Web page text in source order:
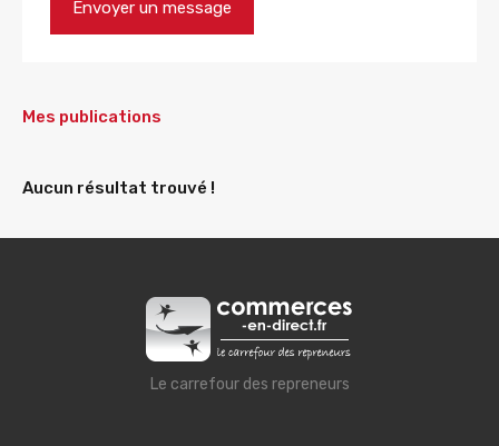
Mes publications
Aucun résultat trouvé !
Le carrefour des repreneurs